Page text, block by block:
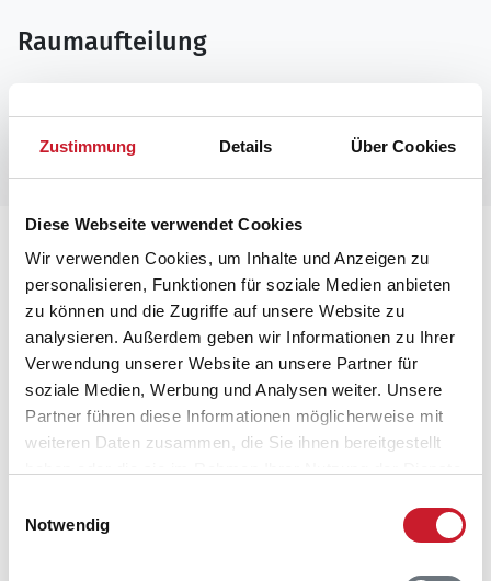
Zustimmung Details Über Cookies
Diese Webseite verwendet Cookies
Wir verwenden Cookies, um Inhalte und Anzeigen zu
personalisieren, Funktionen für soziale Medien anbieten
zu können und die Zugriffe auf unsere Website zu
analysieren. Außerdem geben wir Informationen zu Ihrer
Verwendung unserer Website an unsere Partner für
soziale Medien, Werbung und Analysen weiter. Unsere
Partner führen diese Informationen möglicherweise mit
weiteren Daten zusammen, die Sie ihnen bereitgestellt
Notwendig
Raumaufteilung
Manchmal befinden sich aber unter den Bildern des
Ferienhauses Informationen zur Raumaufteilung.
Lageplan
Adresse
Ferienhaus 50912
Skovvej 3
Læsø/Byrum
9940 Læsø